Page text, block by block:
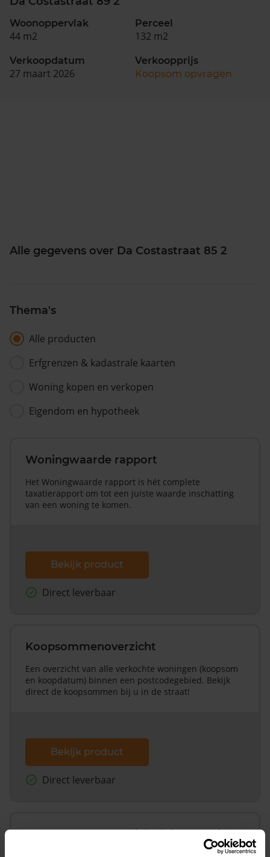
Woonoppervlak
44 m2
Perceel
132 m2
Verkoopdatum
27 maart 2026
Verkoopprijs
Koopsom opvragen
Alle gegevens over Da Costastraat 85 2
Thema's
Alle producten
Erfgrenzen & kadastrale kaarten
Woning kopen en verkopen
Eigendom en hypotheek
Woningwaarde rapport
Het Woningwaarde rapport is hét complete
taxatierapport om tot een juiste waarde inschatting
van een woning te komen.
Bekijk product
Direct leverbaar
Koopsommenoverzicht
Een overzicht van alle verkochte woningen (koopsom
en koopdatum) binnen een postcodegebied. Bekijk
direct de koopsommen bij u in de straat!
Bekijk product
Direct leverbaar
Koopsommenoverzicht (1 jaar gratis